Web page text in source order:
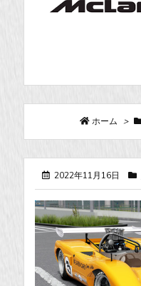
ホーム >
2022年11月16日